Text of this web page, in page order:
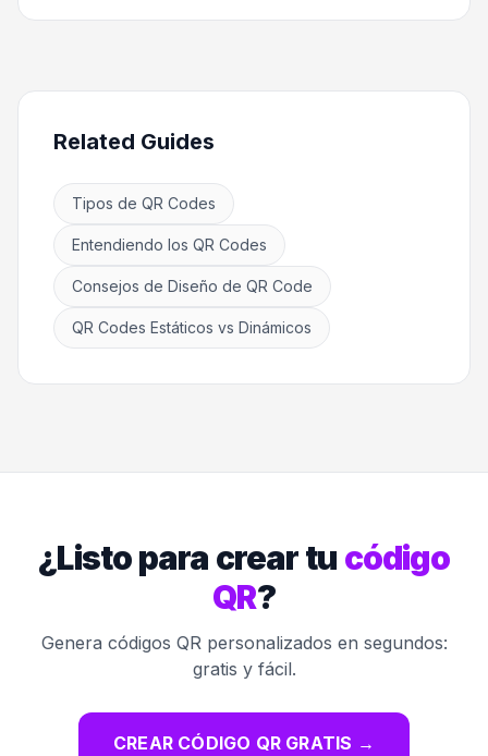
Related Guides
Tipos de QR Codes
Entendiendo los QR Codes
Consejos de Diseño de QR Code
QR Codes Estáticos vs Dinámicos
¿Listo para crear tu código
QR?
Genera códigos QR personalizados en segundos:
gratis y fácil.
CREAR CÓDIGO QR GRATIS →